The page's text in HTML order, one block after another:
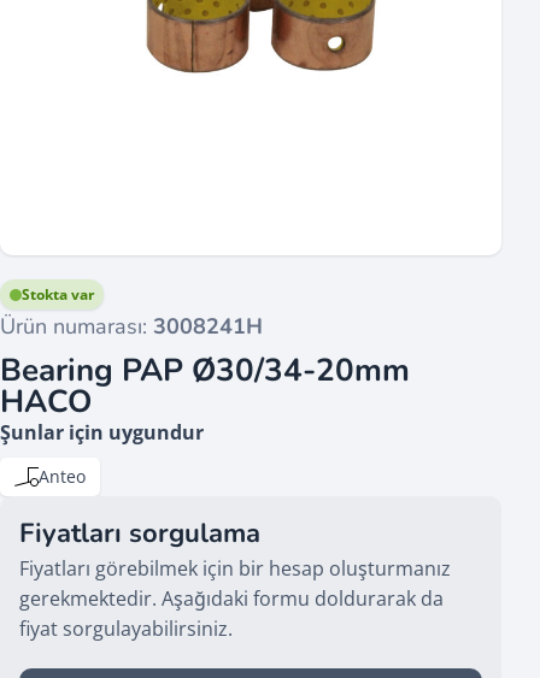
Ürün numarası: 3008241H
Stokta var
Bearing PAP Ø30/34-20mm
HACO
Şunlar için uygundur
Anteo
Fiyatları sorgulama
Fiyatları görebilmek için bir hesap oluşturmanız
gerekmektedir. Aşağıdaki formu doldurarak da
fiyat sorgulayabilirsiniz.